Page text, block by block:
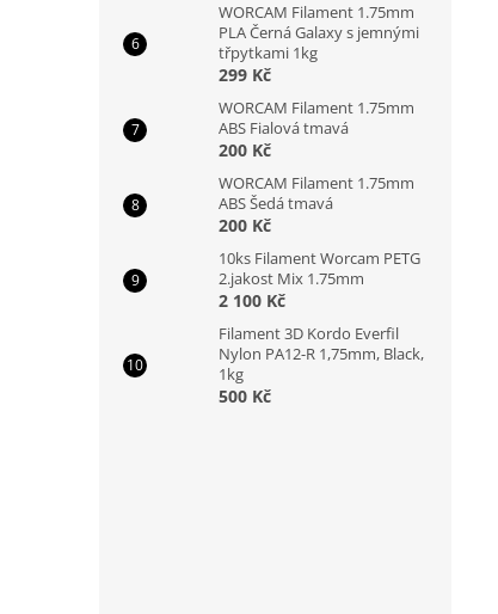
WORCAM Filament 1.75mm
PLA Černá Galaxy s jemnými
třpytkami 1kg
299 Kč
WORCAM Filament 1.75mm
ABS Fialová tmavá
200 Kč
WORCAM Filament 1.75mm
ABS Šedá tmavá
200 Kč
10ks Filament Worcam PETG
2.jakost Mix 1.75mm
2 100 Kč
Filament 3D Kordo Everfil
Nylon PA12-R 1,75mm, Black,
1kg
500 Kč